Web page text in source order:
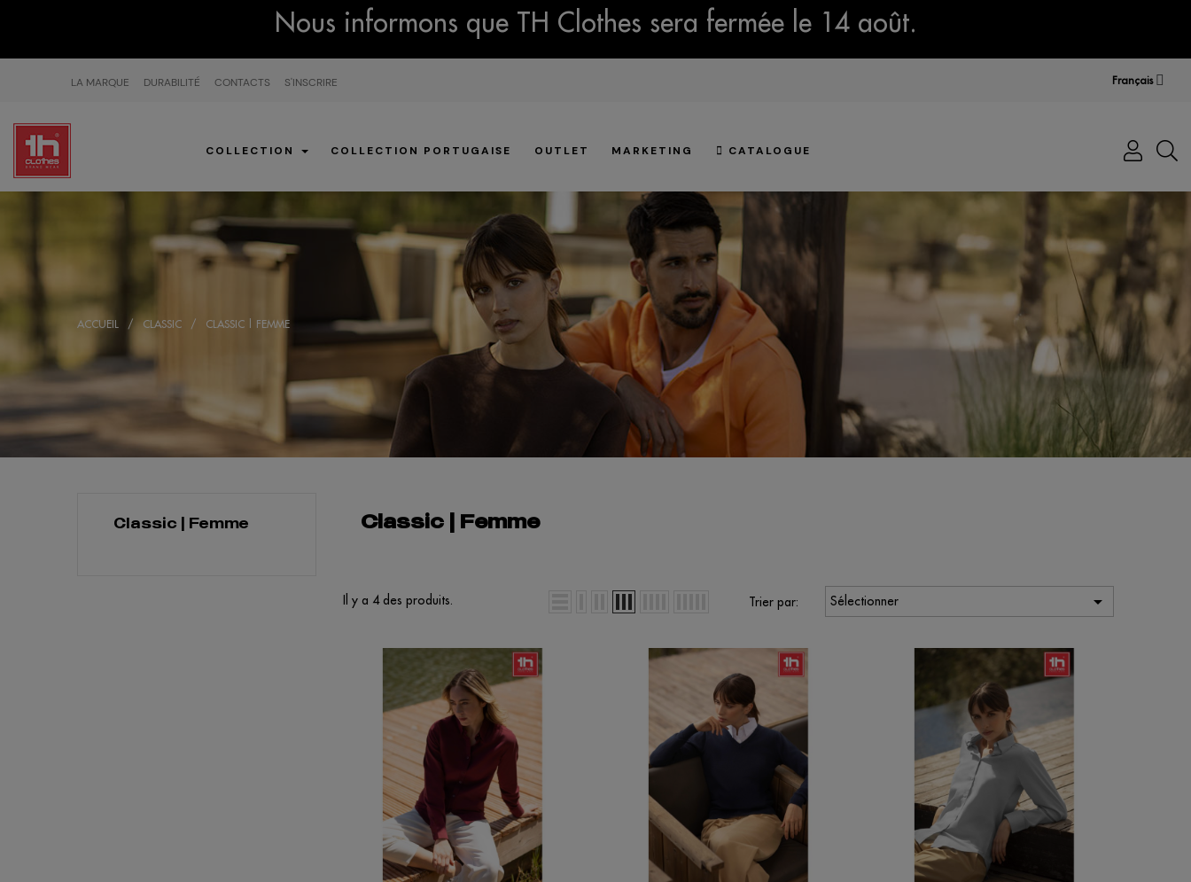
Nous informons que TH Clothes sera fermée le 14 août.
LA MARQUE DURABILITÉ CONTACTS S'INSCRIRE Français
COLLECTION COLLECTION PORTUGAISE OUTLET MARKETING CATALOGUE
ACCUEIL CLASSIC CLASSIC | FEMME
Classic | Femme Classic | Femme
Il y a 4 des produits. Trier par: Sélectionner 